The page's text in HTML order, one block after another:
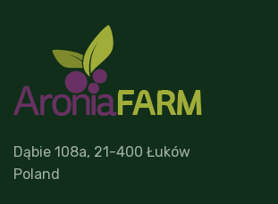
Dąbie 108a, 21-400 Łuków
Poland